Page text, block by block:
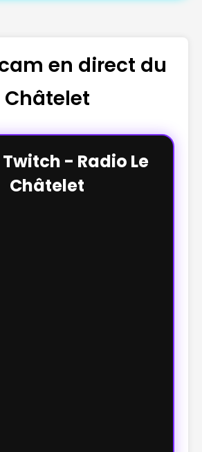
en direct du
Châtelet
Twitch - Radio Le
Châtelet